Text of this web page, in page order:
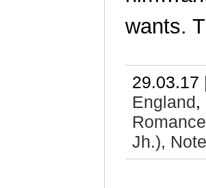
wants.
England,
Romance
Jh.),